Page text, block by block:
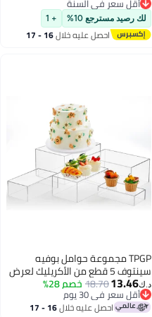
أقل سعر في السنة
لك رصيد مسترجع 10% + 1
احصل عليه خلال 16 - 17
اغسطس
TPGP مجموعة حوامل بوفيه
سينتوف 5 قطع من الأكريليك لعرض
الطعام
د.ك‏13.46
18.70خصم 28%
أقل سعر في 30 يوم
أقل سعر في 30 يوماحصل عليه خلال 16 - 17